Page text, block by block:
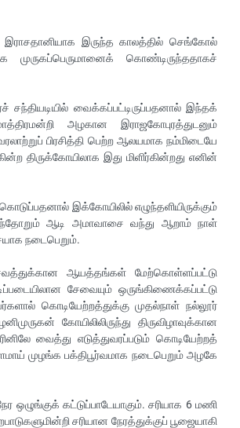
இருந்த காலத்தில் செங்கோல்
கொண்டிருந்ததாகச்
வைக்கப்பட்டிருப்பதனால் இந்தக்
அழகான இராஜகோபுரத்துடனும்
பிரசித்தி பெற்ற ஆலயமாக நம்மிடையே
திருக்கோயிலாக இது மிளிர்கின்றது எனின்
இக்கோயிலில் எழுந்தளியிருக்கும்
ஆடி அமாவாசை வந்து ஆறாம் நாள்
நடைபெறும்.
ஆயத்தங்கள் மேற்கொள்ளப்பட்டு
சேவையும் ஒருங்கிணைக்கப்பட்டு
கொடியேற்றத்துக்கு முதல்நாள் நல்லூர்
கோயிலிலிருந்து திருவிழாவுக்கான
வைத்து எடுத்துவரப்படும் கொடியேற்றத்
முழங்க பக்திபூர்வமாக நடைபெறும் அழகே
ஒழுங்குக் கட்டுப்பாடேயாகும். சரியாக 6 மணி
சரியான நேரத்துக்குப் பூஜையாகி